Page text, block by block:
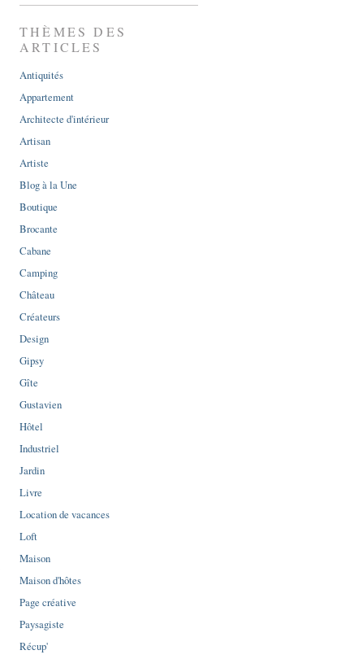
THÈMES DES
ARTICLES
Antiquités
Appartement
Architecte d'intérieur
Artisan
Artiste
Blog à la Une
Boutique
Brocante
Cabane
Camping
Château
Créateurs
Design
Gipsy
Gîte
Gustavien
Hôtel
Industriel
Jardin
Livre
Location de vacances
Loft
Maison
Maison d'hôtes
Page créative
Paysagiste
Récup'